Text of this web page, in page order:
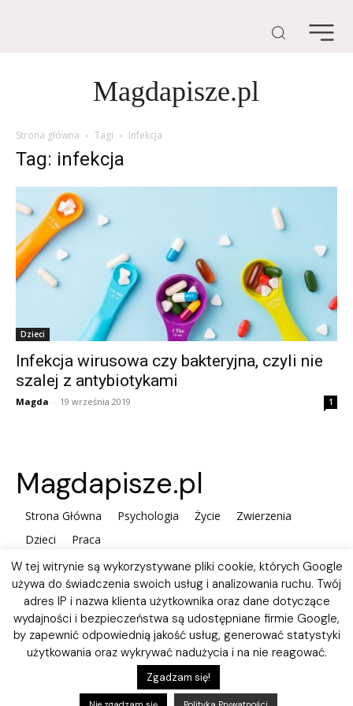
Magdapisze.pl
Strona główna Tagi Infekcja
Tag: infekcja
Dzieci
Infekcja wirusowa czy bakteryjna, czyli nie
szalej z antybiotykami
Magda - 19 września 2019 1
Magdapisze.pl
Strona Główna Psychologia Życie
Zwierzenia
Dzieci
Praca
W tej witrynie są wykorzystywane pliki cookie, których Google
używa do świadczenia swoich usług i analizowania ruchu. Twój
adres IP i nazwa klienta użytkownika oraz dane dotyczące
wydajności i bezpieczeństwa są udostępniane firmie Google,
by zapewnić odpowiednią jakość usług, generować statystyki
użytkowania oraz wykrywać nadużycia i na nie reagować.
Zgadzam się!